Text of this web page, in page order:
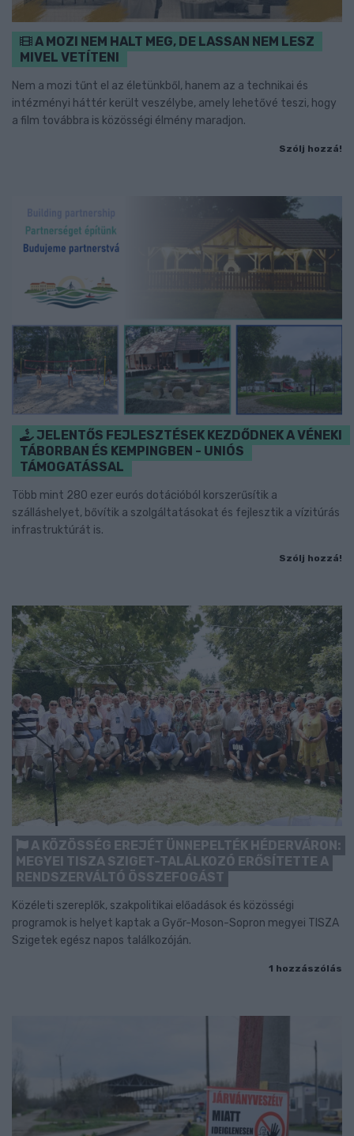
A MOZI NEM HALT MEG, DE LASSAN NEM LESZ
MIVEL VETÍTENI
Nem a mozi tűnt el az életünkből, hanem az a technikai és
intézményi háttér került veszélybe, amely lehetővé teszi, hogy
a film továbbra is közösségi élmény maradjon.
Szólj hozzá!
JELENTŐS FEJLESZTÉSEK KEZDŐDNEK A VÉNEKI
TÁBORBAN ÉS KEMPINGBEN - UNIÓS
TÁMOGATÁSSAL
Több mint 280 ezer eurós dotációból korszerűsítik a
szálláshelyet, bővítik a szolgáltatásokat és fejlesztik a vízitúrás
infrastruktúrát is.
Szólj hozzá!
A KÖZÖSSÉG EREJÉT ÜNNEPELTÉK HÉDERVÁRON:
MEGYEI TISZA SZIGET-TALÁLKOZÓ ERŐSÍTETTE A
RENDSZERVÁLTÓ ÖSSZEFOGÁST
Közéleti szereplők, szakpolitikai előadások és közösségi
programok is helyet kaptak a Győr-Moson-Sopron megyei TISZA
Szigetek egész napos találkozóján.
1 hozzászólás